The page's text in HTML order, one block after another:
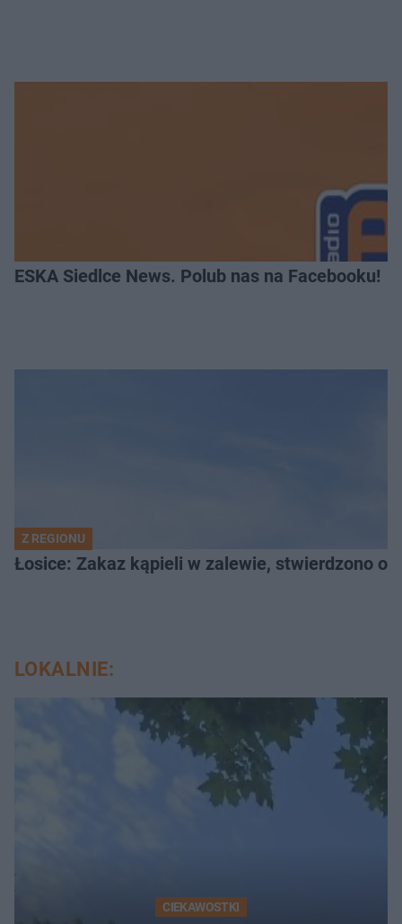
ESKA Siedlce News. Polub nas na Facebooku!
Z REGIONU
Łosice: Zakaz kąpieli w zalewie, stwierdzono
LOKALNIE:
CIEKAWOSTKI